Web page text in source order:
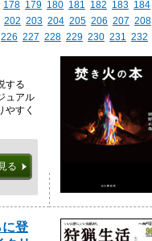
178 179 180 181 182 183 184
202 203 204 205 206 207 208
226 227 228 229 230 231 232
する
ュアル
やすく
る
登